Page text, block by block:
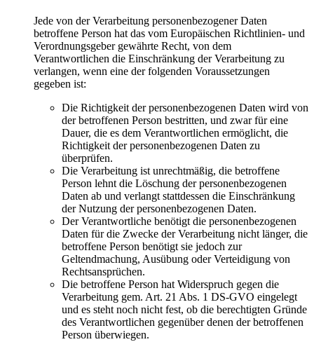
Jede von der Verarbeitung personenbezogener Daten
betroffene Person hat das vom Europäischen Richtlinien- und
Verordnungsgeber gewährte Recht, von dem
Verantwortlichen die Einschränkung der Verarbeitung zu
verlangen, wenn eine der folgenden Voraussetzungen
gegeben ist:
Die Richtigkeit der personenbezogenen Daten wird von
der betroffenen Person bestritten, und zwar für eine
Dauer, die es dem Verantwortlichen ermöglicht, die
Richtigkeit der personenbezogenen Daten zu
überprüfen.
Die Verarbeitung ist unrechtmäßig, die betroffene
Person lehnt die Löschung der personenbezogenen
Daten ab und verlangt stattdessen die Einschränkung
der Nutzung der personenbezogenen Daten.
Der Verantwortliche benötigt die personenbezogenen
Daten für die Zwecke der Verarbeitung nicht länger, die
betroffene Person benötigt sie jedoch zur
Geltendmachung, Ausübung oder Verteidigung von
Rechtsansprüchen.
Die betroffene Person hat Widerspruch gegen die
Verarbeitung gem. Art. 21 Abs. 1 DS-GVO eingelegt
und es steht noch nicht fest, ob die berechtigten Gründe
des Verantwortlichen gegenüber denen der betroffenen
Person überwiegen.